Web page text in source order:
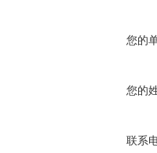
您的
您的
联系